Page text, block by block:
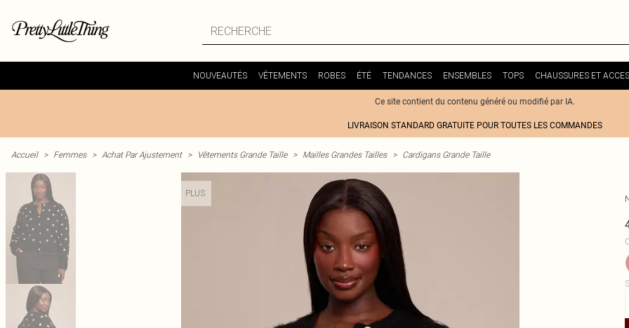
NOUVEAUTÉS VÊTEMENTS ROBES ÉTÉ TENDANCES ENSEMBLES TOPS CHAUSSURES ET
Ce site contient du contenu généré ou modifié par IA.
LIVRAISON STANDARD GRATUITE POUR TOUTES LES COMMANDES
Accueil > Femmes > Achat Par Ajustement > Vêtements Grande Taille > Mailles Grandes Tailles > Cardigans Grande Taille
PLUS